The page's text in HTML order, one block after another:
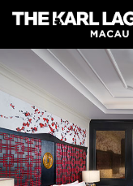
转
到
主
要
内
容